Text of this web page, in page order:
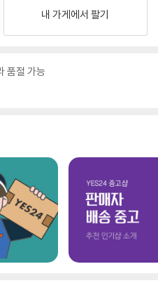
내 가게에서 팔기
품절 가능